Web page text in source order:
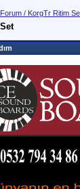
/ KorgTr Ritim